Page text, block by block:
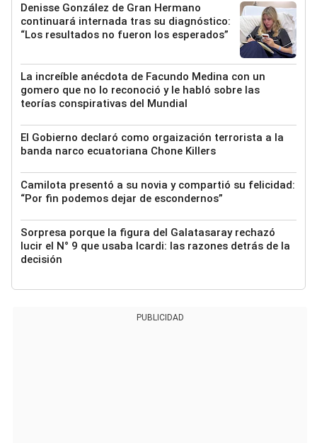
Denisse González de Gran Hermano
continuará internada tras su diagnóstico:
“Los resultados no fueron los esperados”
La increíble anécdota de Facundo Medina con un
gomero que no lo reconoció y le habló sobre las
teorías conspirativas del Mundial
El Gobierno declaró como orgaización terrorista a la
banda narco ecuatoriana Chone Killers
Camilota presentó a su novia y compartió su felicidad:
“Por fin podemos dejar de escondernos”
Sorpresa porque la figura del Galatasaray rechazó
lucir el N° 9 que usaba Icardi: las razones detrás de la
decisión
PUBLICIDAD